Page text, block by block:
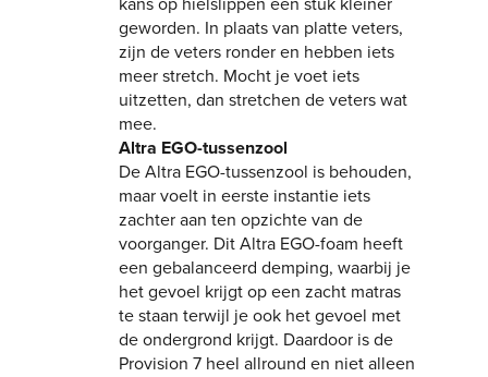
kans op hielslippen een stuk kleiner
geworden. In plaats van platte veters,
zijn de veters ronder en hebben iets
meer stretch. Mocht je voet iets
uitzetten, dan stretchen de veters wat
mee.
Altra EGO-tussenzool
De Altra EGO-tussenzool is behouden,
maar voelt in eerste instantie iets
zachter aan ten opzichte van de
voorganger. Dit Altra EGO-foam heeft
een gebalanceerd demping, waarbij je
het gevoel krijgt op een zacht matras
te staan terwijl je ook het gevoel met
de ondergrond krijgt. Daardoor is de
Provision 7 heel allround en niet alleen